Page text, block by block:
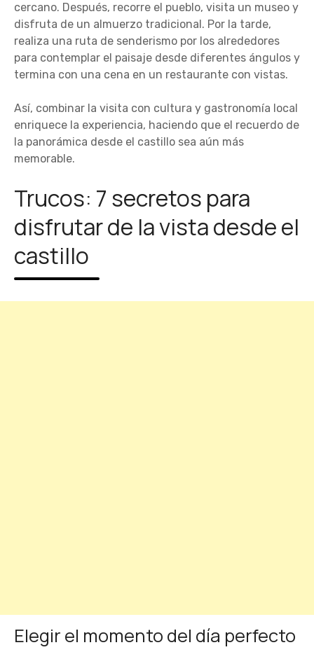
cercano. Después, recorre el pueblo, visita un museo y
disfruta de un almuerzo tradicional. Por la tarde,
realiza una ruta de senderismo por los alrededores
para contemplar el paisaje desde diferentes ángulos y
termina con una cena en un restaurante con vistas.
Así, combinar la visita con cultura y gastronomía local
enriquece la experiencia, haciendo que el recuerdo de
la panorámica desde el castillo sea aún más
memorable.
Trucos: 7 secretos para
disfrutar de la vista desde el
castillo
Elegir el momento del día perfecto